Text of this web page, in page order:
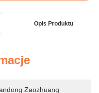
Opis Produktu
Zaozhuang